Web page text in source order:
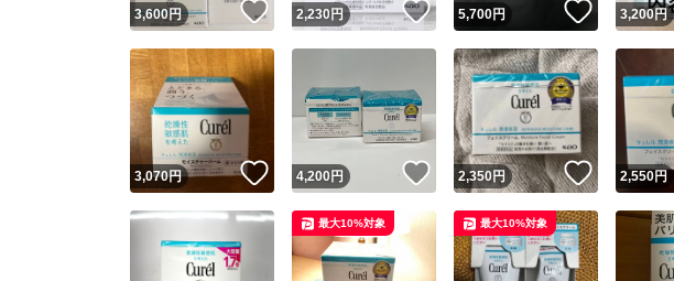
3,600円 いいね！
2,230円 いいね！
5,700円 いいね！
3,200円
3,070円 いいね！
4,200円 いいね！
2,350円 いいね！
2,550円
最大10%対象 最大10%対象